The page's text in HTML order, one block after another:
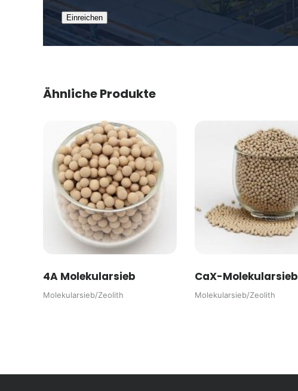
Ähnliche Produkte
4A Molekularsieb
Molekularsieb/Zeolith
CaX-Molekularsieb
Molekularsieb/Zeolith